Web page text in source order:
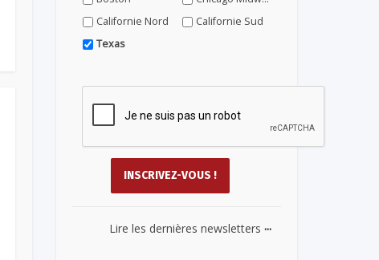
Californie Nord
Californie Sud
Texas
Lire les dernières newsletters ...